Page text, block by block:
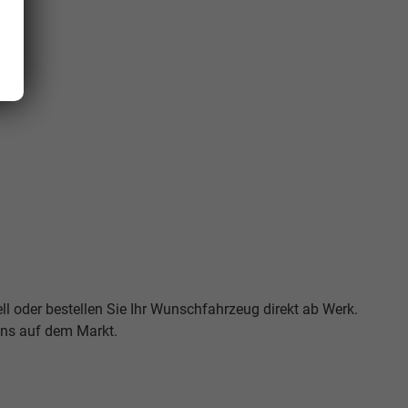
oder bestellen Sie Ihr Wunschfahrzeug direkt ab Werk.
auf dem Markt.